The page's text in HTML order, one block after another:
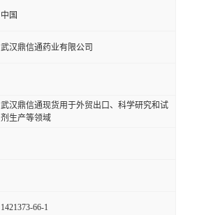
中国
武汉鼎信通药业有限公司
武汉鼎信通现货用于外贸出口、科学研究和试
剂生产等领域
1421373-66-1